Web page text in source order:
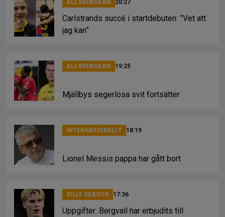
ALLSVENSKAN 20:27
Carlstrands succé i startdebuten: ”Vet att
jag kan”
ALLSVENSKAN 19:25
Mjällbys segerlösa svit fortsätter
INTERNATIONELLT 18:19
Lionel Messis pappa har gått bort
SILLY SEASON 17:36
Uppgifter: Bergvall har erbjudits till